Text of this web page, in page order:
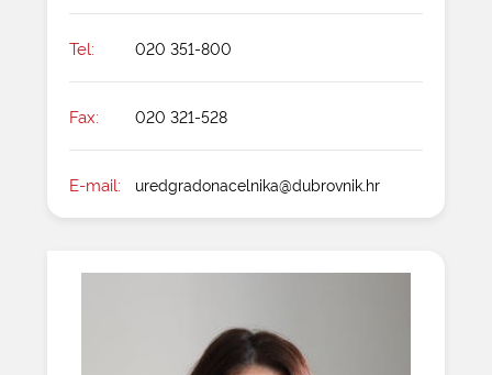
Tel: 020 351-800
Fax: 020 321-528
E-mail: uredgradonacelnika@dubrovnik.hr